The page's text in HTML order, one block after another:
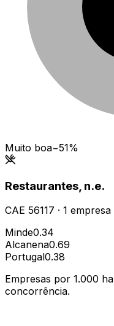
Muito boa−51%
Restaurantes, n.e.
CAE 56117 · 1 empresa
Minde0.34
Alcanena0.69
Portugal0.38
Empresas por 1.000
concorrência.